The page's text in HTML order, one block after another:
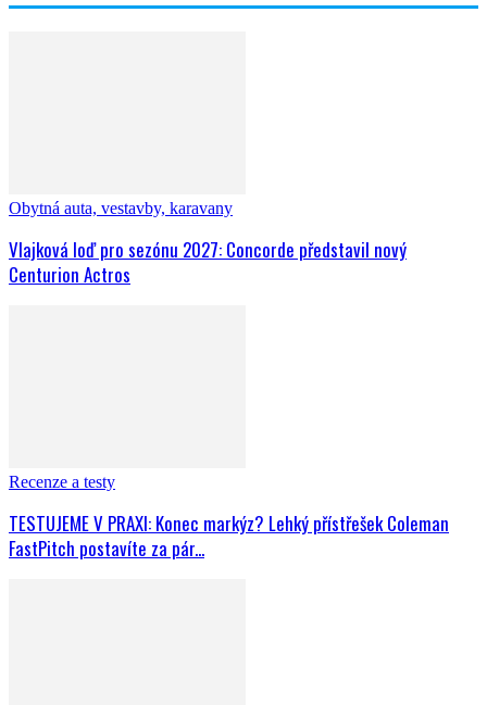
Obytná auta, vestavby, karavany
Vlajková loď pro sezónu 2027: Concorde představil nový
Centurion Actros
Recenze a testy
TESTUJEME V PRAXI: Konec markýz? Lehký přístřešek Coleman
FastPitch postavíte za pár...